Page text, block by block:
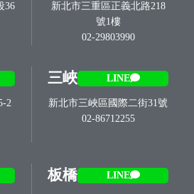
36
新北市三重區正義北路218
號1樓
02-29803990
2
三峽 LINE
新北市三峽區國際二街31號
02-86712255
板橋 LINE